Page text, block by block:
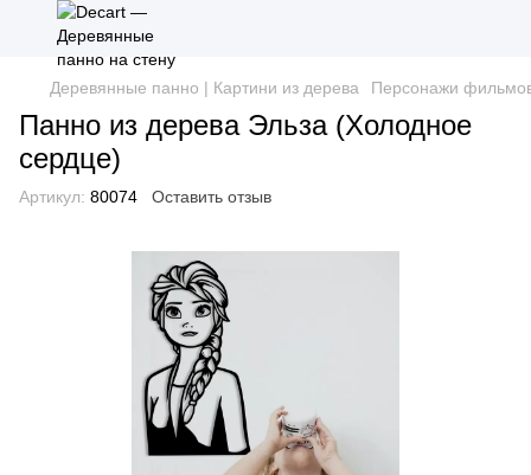
Деревянные панно | Картини из дерева Персонажи
Панно из дерева Эльза (Холодное
сердце)
Артикул: 80074 Оставить отзыв